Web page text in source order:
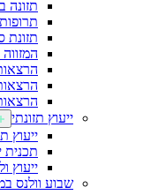
תזונה
תזונת
ייעוץ תזונתי
ייעוץ
תכנית
ייעוץ
שבוע וולנס